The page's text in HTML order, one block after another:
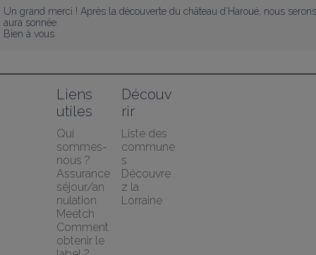
Un grand merci ! Après la découverte du château d’Haroué, nous
aura sonnée.
Bien à vous
Liens
utiles
Qui
sommes-
nous ?
Assurance
séjour/an
nulation
Meetch
Comment
obtenir le
Découv
rir
Liste des
commune
s
Découvre
z la
Lorraine